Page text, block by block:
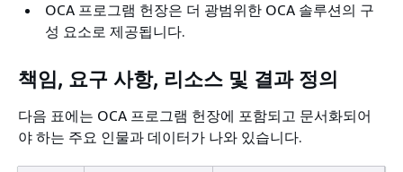
OCA 프로그램 헌장은 더 광범위한 OCA 솔루션의 구
성 요소로 제공됩니다.
책임, 요구 사항, 리소스 및 결과 정의
다음 표에는 OCA 프로그램 헌장에 포함되고 문서화되어
야 하는 주요 인물과 데이터가 나와 있습니다.